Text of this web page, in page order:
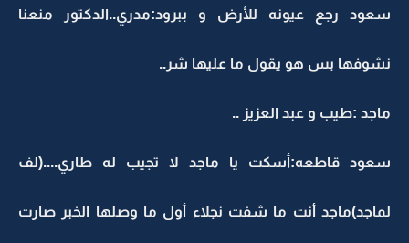
سعود رجع عيونه للأرض و ببرود:مدري..الدكتور منعنا
نشوفها بس هو يقول ما عليها شر..
ماجد :طيب و عبد العزيز ..
سعود قاطعه:أسكت يا ماجد لا تجيب له طاري....(لف
لماجد)ماجد أنت ما شفت نجلاء أول ما وصلها الخبر صارت